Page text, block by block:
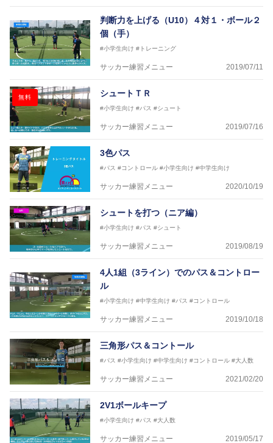
【指導歴】
FリーグU23選抜監督、ミャンマー女子フットサル代
表監督
日本サッカー協会フットサルインストラクター、AFC
（アジアサッカー連盟）フットサルインストラクター
【資格】
JFA公認A級コーチジェネラルライセンス・JFA公認フ
ットサルB級コーチライセンス
横山 哲久
【指導歴】
【資格】
日本サッカー協会公認B級ライセンス・日本サッカー
協会公認フットサルB級ライセンス
判断力を上げる（U10）４対１・ボール２
個（手）
#小学生向け #トレーニング
サッカー練習メニュー 2019/07/11
無料 シュートＴＲ
#小学生向け #パス #シュート
サッカー練習メニュー 2019/07/16
3色パス
#パス #コントロール #小学生向け #中学生向け
サッカー練習メニュー 2020/10/19
シュートを打つ（ニア編）
#小学生向け #パス #シュート
サッカー練習メニュー 2019/08/19
4人1組（3ライン）でのパス＆コントロー
ル
#小学生向け #中学生向け #パス #コントロール
サッカー練習メニュー 2019/10/18
三角形パス＆コントール
#パス #小学生向け #中学生向け #コントロール #大人数
サッカー練習メニュー 2021/02/20
2V1ボールキープ
#小学生向け #パス #大人数
サッカー練習メニュー 2019/05/17